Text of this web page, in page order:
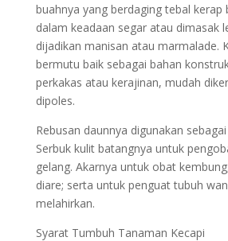
buahnya yang berdaging tebal kerap
dalam keadaan segar atau dimasak
dijadikan manisan atau marmalade.
bermutu baik sebagai bahan
perkakas atau kerajinan, mudah
dipoles.
Rebusan daunnya digunakan
Serbuk kulit batangnya untuk
gelang. Akarnya untuk obat
diare; serta untuk penguat tubuh
melahirkan.
Syarat Tumbuh Tanaman Kecapi